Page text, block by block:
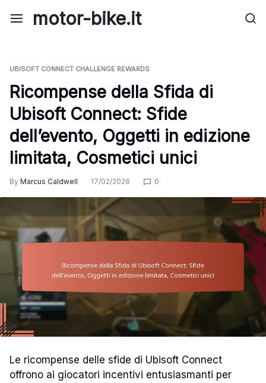
motor-bike.it
UBISOFT CONNECT CHALLENGE REWARDS
Ricompense della Sfida di
Ubisoft Connect: Sfide
dell’evento, Oggetti in edizione
limitata, Cosmetici unici
By Marcus Caldwell 17/02/2026 0
Le ricompense delle sfide di Ubisoft Connect
offrono ai giocatori incentivi entusiasmanti per